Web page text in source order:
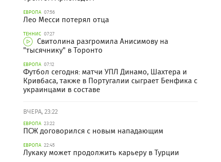
ЕВРОПА 07:56
Лео Месси потерял отца
ТЕННИС 07:27
Свитолина разгромила Анисимову на
"тысячнику" в Торонто
ЕВРОПА 07:12
Футбол сегодня: матчи УПЛ Динамо, Шахтера и
Кривбаса, также в Португалии сыграет Бенфика с
украинцами в составе
ВЧЕРА, 23:22
ЕВРОПА 23:22
ПСЖ договорился с новым нападающим
ЕВРОПА 22:45
Лукаку может продолжить карьеру в Турции